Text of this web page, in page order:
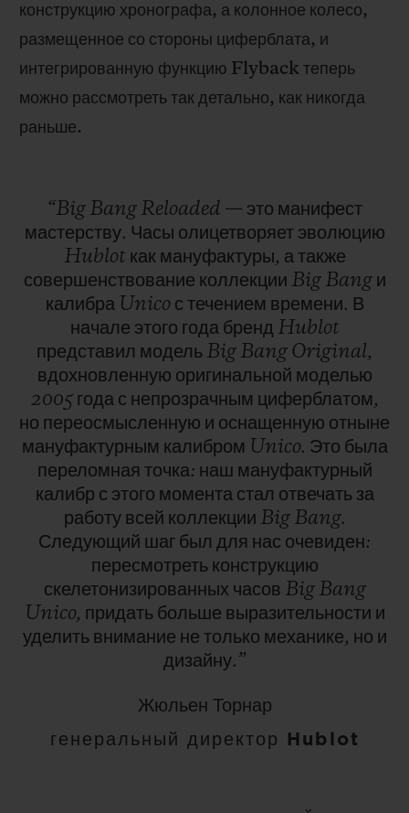
конструкцию хронографа, а колонное колесо,
размещенное со стороны циферблата, и
интегрированную функцию Flyback теперь
можно рассмотреть так детально, как никогда
раньше.
“Big Bang Reloaded — это манифест
мастерству. Часы олицетворяет эволюцию
Hublot как мануфактуры, атакже
совершенствование коллекции Big Bang и
калибра Unico с течением времени. В
начале этого года бренд Hublot
представил модель Big Bang Original,
вдохновленную оригинальной моделью
2005 года с непрозрачным циферблатом,
но переосмысленную и оснащенную отныне
мануфактурным калибром Unico. Это была
переломная точка: наш мануфактурный
калибр с этого момента стал отвечать за
работу всей коллекции Big Bang.
Следующий шаг был для нас очевиден:
пересмотреть конструкцию
скелетонизированных часов Big Bang
Unico, придать больше выразительности и
уделить внимание не только механике, но и
дизайну.”
Жюльен Торнар
генеральный директор Hublot